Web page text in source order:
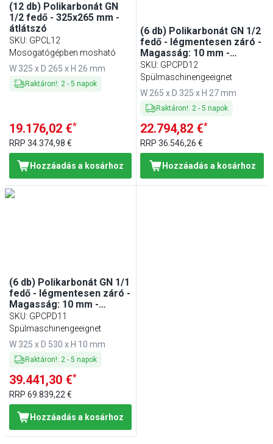
(12 db) Polikarbonát GN
1/2 fedő - 325x265 mm -
átlátszó
SKU: GPCL12
Mosogatógépben mosható
W 325 x D 265 x H 26 mm
Raktáron!: 2- 5 napok
19.176,02 €*
RRP 34.374,98 €
Hozzáadás a kosárhoz
(6 db) Polikarbonát GN 1/2
fedő - légmentesen záró -
Magasság: 10 mm -
325x265 mm - átlátszó
SKU: GPCPD12
Spülmaschinengeeignet
W 265 x D 325 x H 27 mm
Raktáron!: 2 -5 napok
22.794,82 €*
RRP36.546,26 €
Hozzáadás a kosárhoz
(6 db) Polikarbonát GN 1/1
fedő - légmentesen záró -
Magasság: 10 mm -
530x325 mm - átlátszó
SKU: GPCPD11
Spülmaschinengeeignet
W 325 x D 530 x H 10 mm
Raktáron!: 2- 5 napok
39.441,30 €*
RRP 69.839,22 €
Hozzáadás a kosárhoz